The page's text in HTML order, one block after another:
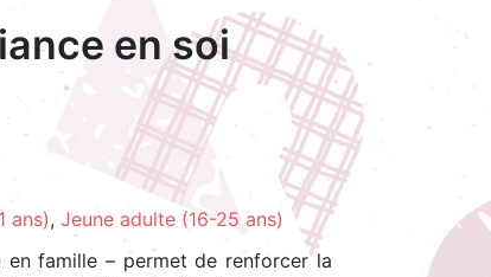
en soi
ans), Jeune adulte (16-25 ans)
famille – permet de renforcer la